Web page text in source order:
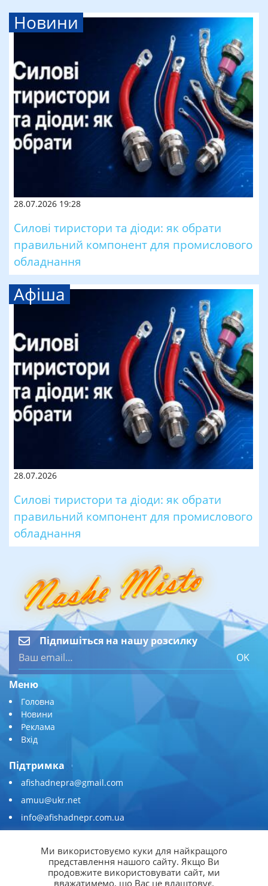
Новини
28.07.2026 19:28
Силові тиристори та діоди: як обрати
правильний компонент для промислового
обладнання
Афіша
28.07.2026
Силові тиристори та діоди: як обрати
правильний компонент для промислового
обладнання
Підпишіться на нашу розсилку
OK
Меню
Головна
Новини
Реклама
Вхід
Підтримка
afishadnepra@gmail.com
amuu@ukr.net
info@afishadnepr.com.ua
Приєднуйтесь
Ми використовуємо куки для найкращого
представлення нашого сайту. Якщо Ви
продовжите використовувати сайт, ми
вважатимемо, що Вас це влаштовує.